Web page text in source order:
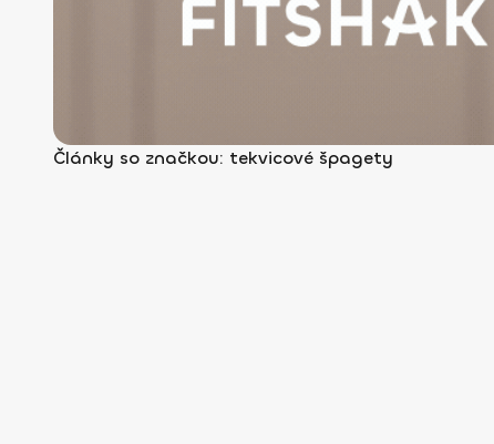
Články so značkou: tekvicové špagety